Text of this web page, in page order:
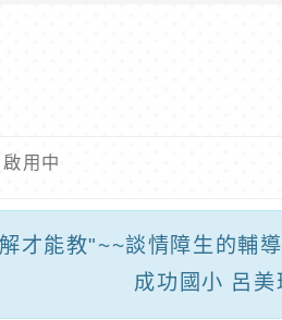
用中
才能教"~~談情障生的輔導
呂美玲